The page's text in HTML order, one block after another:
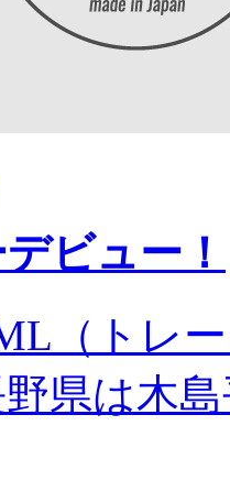
ビュー！
（トレ
県は木